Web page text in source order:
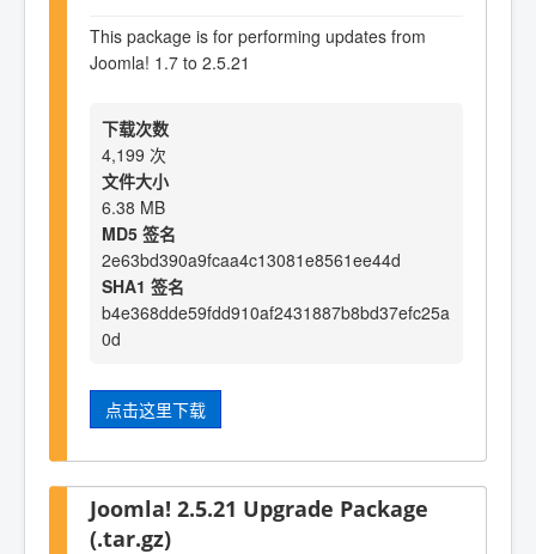
This package is for performing updates from
Joomla! 1.7 to 2.5.21
下载次数
4,199 次
文件大小
6.38 MB
MD5 签名
2e63bd390a9fcaa4c13081e8561ee44d
SHA1 签名
b4e368dde59fdd910af2431887b8bd37efc25a
0d
点击这里下载
Joomla! 2.5.21 Upgrade Package
(.tar.gz)